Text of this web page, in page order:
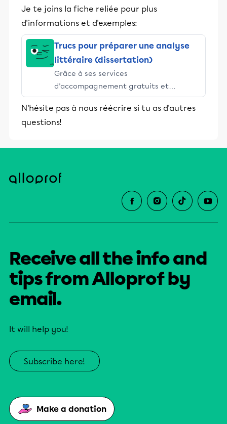
Je te joins la fiche reliée pour plus
d'informations et d'exemples:
Trucs pour préparer une analyse
littéraire (dissertation)
Grâce à ses services
d’accompagnement gratuits et
stimulants, Alloprof engage les élèves
et leurs parents dans la réussite
éducative.
N'hésite pas à nous réécrire si tu as d'autres
questions!
Receive all the info and
tips from Alloprof by
email.
It will help you!
Subscribe here!
Make a donation